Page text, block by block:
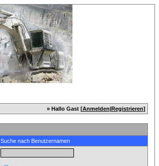
» Hallo Gast [Anmelden|Registrieren]
Suche nach Benutzernamen